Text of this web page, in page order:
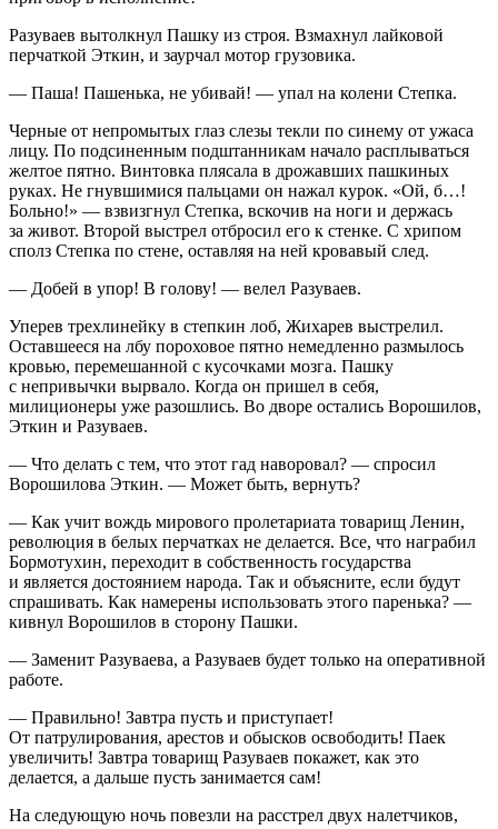
Разуваев вытолкнул Пашку из строя. Взмахнул лайковой
перчаткой Эткин, и заурчал мотор грузовика.
— Паша! Пашенька, не убивай! — упал на колени Степка.
Черные от непромытых глаз слезы текли по синему от ужаса
лицу. По подсиненным подштанникам начало расплываться
желтое пятно. Винтовка плясала в дрожавших пашкиных
руках. Не гнувшимися пальцами он нажал курок. «Ой, б…!
Больно!» — взвизгнул Степка, вскочив на ноги и держась
за живот. Второй выстрел отбросил его к стенке. С хрипом
сполз Степка по стене, оставляя на ней кровавый след.
— Добей в упор! В голову! — велел Разуваев.
Уперев трехлинейку в степкин лоб, Жихарев выстрелил.
Оставшееся на лбу пороховое пятно немедленно размылось
кровью, перемешанной с кусочками мозга. Пашку
с непривычки вырвало. Когда он пришел в себя,
милиционеры уже разошлись. Во дворе остались Ворошилов,
Эткин и Разуваев.
— Что делать с тем, что этот гад наворовал? — спросил
Ворошилова Эткин. — Может быть, вернуть?
— Как учит вождь мирового пролетариата товарищ Ленин,
революция в белых перчатках не делается. Все, что награбил
Бормотухин, переходит в собственность государства
и является достоянием народа. Так и объясните, если будут
спрашивать. Как намерены использовать этого паренька? —
кивнул Ворошилов в сторону Пашки.
— Заменит Разуваева, а Разуваев будет только на оперативной
работе.
— Правильно! Завтра пусть и приступает!
От патрулирования, арестов и обысков освободить! Паек
увеличить! Завтра товарищ Разуваев покажет, как это
делается, а дальше пусть занимается сам!
На следующую ночь повезли на расстрел двух налетчиков,